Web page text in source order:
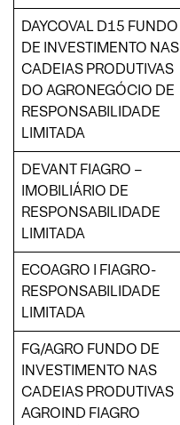
DAYCOVAL D15 FUNDO
DE INVESTIMENTO NAS
CADEIAS PRODUTIVAS
DO AGRONEGÓCIO DE
RESPONSABILIDADE
LIMITADA
DEVANT FIAGRO –
IMOBILIÁRIO DE
RESPONSABILIDADE
LIMITADA
ECOAGRO I FIAGRO-
RESPONSABILIDADE
LIMITADA
FG/AGRO FUNDO DE
INVESTIMENTO NAS
CADEIAS PRODUTIVAS
AGROIND FIAGRO